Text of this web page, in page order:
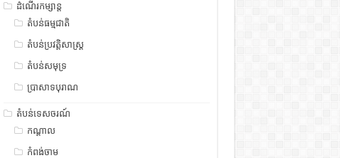
ដំណើរកម្សាន្ត
តំបន់ធម្មជាតិ
តំបន់ប្រវត្តិសាស្រ្ត
តំបន់សមុទ្រ
ប្រាសាទបុរាណ
តំបន់ទេសចរណ៍
កណ្តាល
កំពង់ចាម